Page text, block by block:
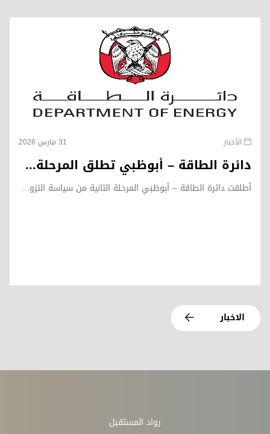
الأخبار 31 مارس 2026
دائرة الطاقة – أبوظبي تطلق المرحلة...
أطلقت دائرة الطاقة – أبوظبي المرحلة الثانية من سياسة التزو...
الاخبار
رواد المستقبل